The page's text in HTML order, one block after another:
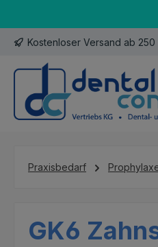
Kostenloser Versand ab 250
Praxisbedarf
GK6